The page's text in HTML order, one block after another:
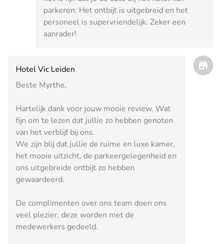
parkeren. Het ontbijt is uitgebreid en het
personeel is supervriendelijk. Zeker een
aanrader!
Hotel Vic Leiden
Beste Myrthe,
Hartelijk dank voor jouw mooie review. Wat
fijn om te lezen dat jullie zo hebben genoten
van het verblijf bij ons.
We zijn blij dat jullie de ruime en luxe kamer,
het mooie uitzicht, de parkeergelegenheid en
ons uitgebreide ontbijt zo hebben
gewaardeerd.
De complimenten over ons team doen ons
veel plezier, deze worden met de
medewerkers gedeeld.